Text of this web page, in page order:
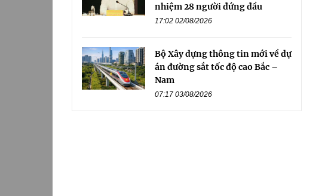
nhiệm 28 người đứng đầu
17:02 02/08/2026
Bộ Xây dựng thông tin mới về dự
án đường sắt tốc độ cao Bắc –
Nam
07:17 03/08/2026